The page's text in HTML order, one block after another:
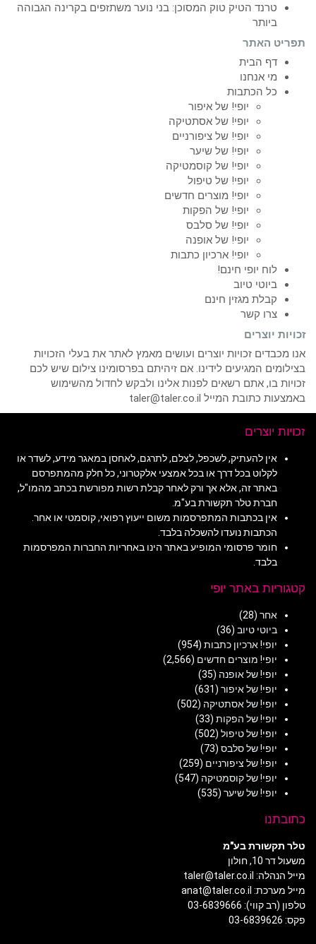
טרנד הטיק טוק המסוכן: בני נוער משתזפים בקרינה הגבוהה
ביותר
תפריט האתר
דף הבית
מי אנחנו
כל הכתבות
יופי! של איפור
יופי! של אסתטיקה
יופי! של ציפורניים
יופי! של שיער
יופי! של קוסמטיקה
יופי! של טיפול
יופי! מוצרים חדשים
יופי! של הפקות
יופי! של סלבס
יופי! של אופנה
יופי! ארכיון כתבות
לוח יופי חינם!
ביוטי טיוב
קבלת מגזין חינם
צרו קשר
זכויות יוצרים
אנו מכבדים זכויות יוצרים ועושים מאמץ לאתר את בעלי הזכויות
בצילומים המגיעים לידינו. אם זיהיתם בפרסומינו צילום שיש לכם
זכויות בו, אתם רשאים לפנות אלינו ולבקש לחדול מהשימוש
באמצעות כתובת המייל taler@taler.co.il
זכויות יוצרים
אין להעתיק, לשכפל, לצלם, לתרגם, לאחסן במאגר מידע, לשדר או
לקלוט בכל דרך או בכל אמצעי אלקטרוני, כל חלק מהמתפרסם
באתר זה, אלא אך ורק לאחר קבלת רשות מפורשת בכתב מהמו"ל,
חברת טלר תקשורת בע"מ.
אין בכתבות המתפרסמות משום ייעוץ רפואי, קוסמטי או אחר.
הכתבות נועדו להשכלה בלבד.
חומר פרסומי המופיע באתר הינו באחריות החברות המפרסמות
בלבד.
קטגוריות באתר יופי
אחר (28)
ביוטי טיוב (36)
יופי! ארכיון כתבות (954)
יופי! מוצרים חדשים (2,566)
יופי! של אופנה (35)
יופי! של איפור (631)
יופי! של אסתטיקה (502)
יופי! של הפקות (33)
יופי! של טיפול (502)
יופי! של סלבס (73)
יופי! של ציפורניים (259)
יופי! של קוסמטיקה (547)
יופי! של שיער (535)
כתובתנו
טלר תקשורת בע"מ
משעול דר 10, חולון
מייל הנהלה: taler@taler.co.il
מייל מערכת: anat@taler.co.il
טלפון (רב קווי): 03-6839666
פקס: 03-6839626